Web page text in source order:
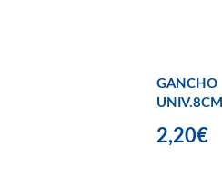
GANCHO
UNIV.8CM
2,20€